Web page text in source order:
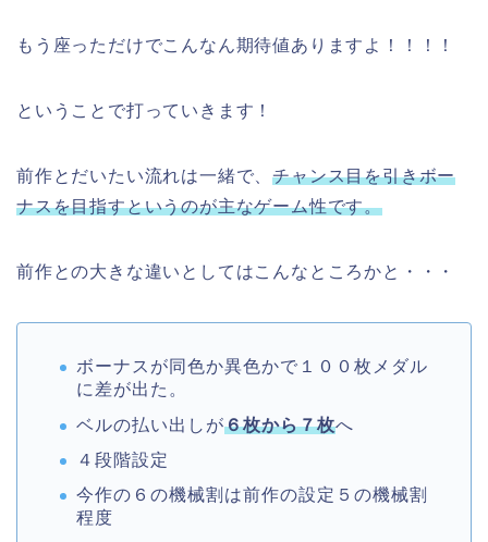
もう座っただけでこんなん期待値ありますよ！！！！
ということで打っていきます！
前作とだいたい流れは一緒で、チャンス目を引きボー
ナスを目指すというのが主なゲーム性です。
前作との大きな違いとしてはこんなところかと・・・
ボーナスが同色か異色かで１００枚メダル
に差が出た。
ベルの払い出しが６枚から７枚へ
４段階設定
今作の６の機械割は前作の設定５の機械割
程度